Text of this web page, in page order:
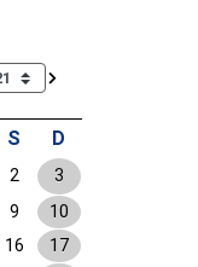
Legislatura
S D
2
3
9
10
16
17